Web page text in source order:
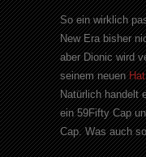
So ein wirklich
New Era bisher
aber Dionic wird
seinem neuen
Natürlich handelt
ein 59Fifty Cap
Cap. Was auch